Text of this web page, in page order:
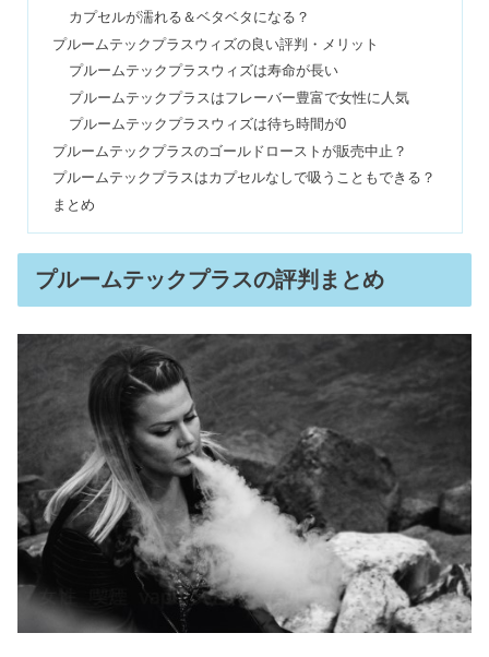
コキアは植えてはいけない？ほったら
かしOK？寿命＆枯れた後も
Qoo10（キューテン）支払い方法｜コ
ンビニ払い&変更はできる？
縄跳びダイエット1週間の効果｜どこ
が痩せる？何キロ減るか効果を調査
ケイトスペードの年齢層は何歳まで？
30代40代は痛いのか評判まとめ
ミチョは太る&危険？美酢ダイエット
で痩せた？効果の出る飲み方とは
かっさを続けた結果は効果なし？肩の
老廃物&毒素排出は嘘？
カプセルが濡れる＆ベタベタになる？
プルームテックプラスウィズの良い評判・メリット
プルームテックプラスウィズは寿命が長い
プルームテックプラスはフレーバー豊富で女性に人気
プルームテックプラスウィズは待ち時間が0
プルームテックプラスのゴールドローストが販売中止？
プルームテックプラスはカプセルなしで吸うこともできる？
まとめ
プルームテックプラスの評判まとめ